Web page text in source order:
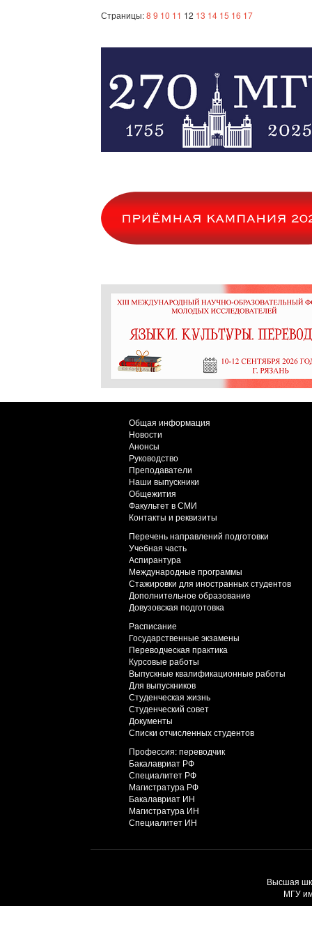
Страницы:8 9 10 11 12 13 14 15 16 17
Общая информация
Новости
Анонсы
Руководство
Преподаватели
Наши выпускники
Общежития
Факультет в СМИ
Контакты и реквизиты
Перечень направлений подготовки
Учебная часть
Аспирантура
Международные программы
Стажировки для иностранных студентов
Дополнительное образование
Довузовская подготовка
Расписание
Государственные экзамены
Переводческая практика
Курсовые работы
Выпускные квалификационные работы
Для выпускников
Студенческая жизнь
Студенческий совет
Документы
Списки отчисленных студентов
Профессия: переводчик
Бакалавриат РФ
Специалитет РФ
Магистратура РФ
Бакалавриат ИН
Магистратура ИН
Специалитет ИН
Высшая
МГУ